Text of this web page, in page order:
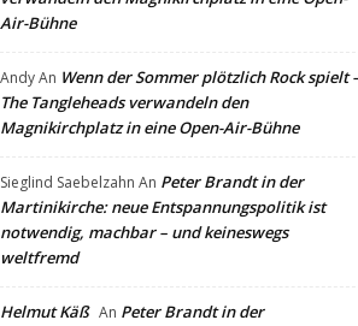
Uwe MeierAnCDUnkraut?
plötzlich Rock spielt – The Tangleheads
verwandeln den Magnikirchplatz in eine Open-
Air-Bühne
The Tangleheads verwandeln den